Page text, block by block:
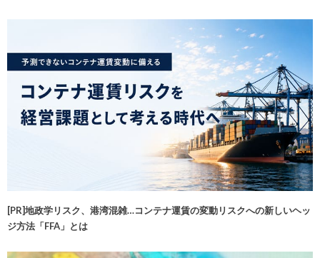
[PR]地政学リスク、港湾混雑…コンテナ運賃の変動リスクへの新しいヘッ
ジ方法「FFA」とは